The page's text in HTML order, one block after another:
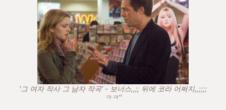
'그 여자 작사 그 남자 작곡' - 보너스,,;; 뒤에 코라 어쩌지,,;;;;
ㅋㅋ''